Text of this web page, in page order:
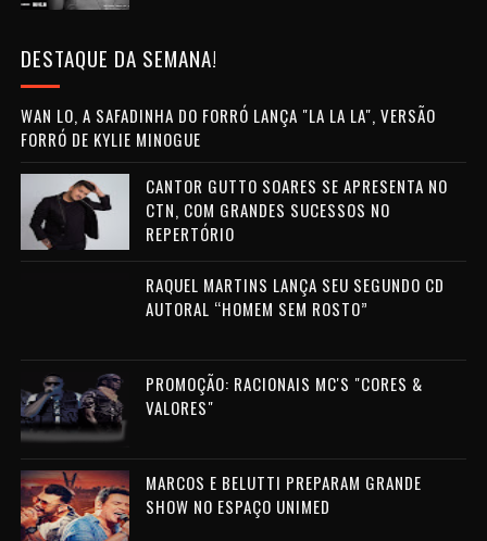
DESTAQUE DA SEMANA!
WAN LO, A SAFADINHA DO FORRÓ LANÇA "LA LA LA", VERSÃO
FORRÓ DE KYLIE MINOGUE
CANTOR GUTTO SOARES SE APRESENTA NO
CTN, COM GRANDES SUCESSOS NO
REPERTÓRIO
RAQUEL MARTINS LANÇA SEU SEGUNDO CD
AUTORAL “HOMEM SEM ROSTO”
PROMOÇÃO: RACIONAIS MC'S "CORES &
VALORES"
MARCOS E BELUTTI PREPARAM GRANDE
SHOW NO ESPAÇO UNIMED